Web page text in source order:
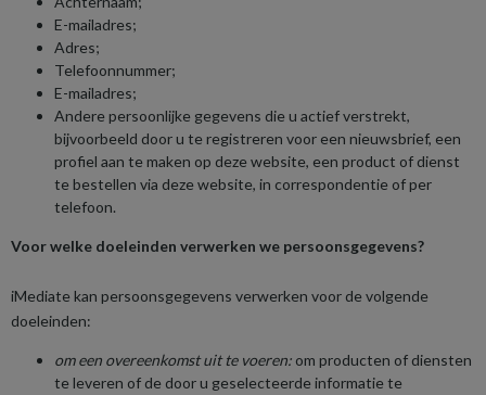
E-mailadres;
Adres;
Telefoonnummer;
E-mailadres;
Andere persoonlijke gegevens die u actief verstrekt,
bijvoorbeeld door u te registreren voor een nieuwsbrief, een
profiel aan te maken op deze website, een product of dienst
te bestellen via deze website, in correspondentie of per
telefoon.
Voor welke doeleinden verwerken we persoonsgegevens?
iMediate kan persoonsgegevens verwerken voor de volgende
doeleinden:
om een overeenkomst uit te voeren: om producten of diensten
te leveren of de door u geselecteerde informatie te